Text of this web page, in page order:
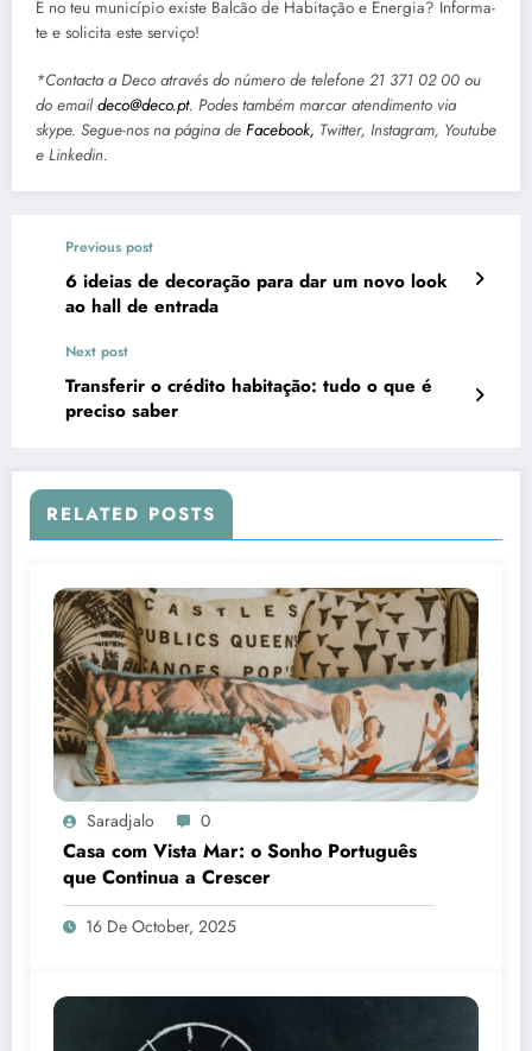
E no teu município existe Balcão de Habitação e Energia? Informa-
te e solicita este serviço!
*Contacta a Deco através do número de telefone 21 371 02 00 ou
do emaildeco@deco.pt. Podes também marcar atendimento via
skype. Segue-nos na página de Facebook, Twitter, Instagram, Youtube
e Linkedin.
Previous post
6 ideias de decoração para dar um novo look
ao hall de entrada
Next post
Transferir o crédito habitação: tudo o que é
preciso saber
RELATED POSTS
Saradjalo 0
Casa com Vista Mar: o Sonho Português
que Continua a Crescer
16 De October, 2025